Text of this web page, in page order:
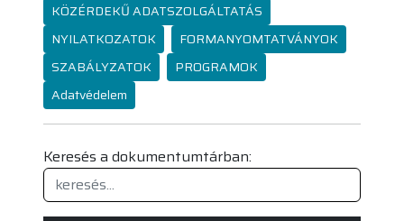
KÖZÉRDEKŰ ADATSZOLGÁLTATÁS
NYILATKOZATOK
FORMANYOMTATVÁNYOK
SZABÁLYZATOK
PROGRAMOK
Adatvédelem
Keresés a dokumentumtárban: